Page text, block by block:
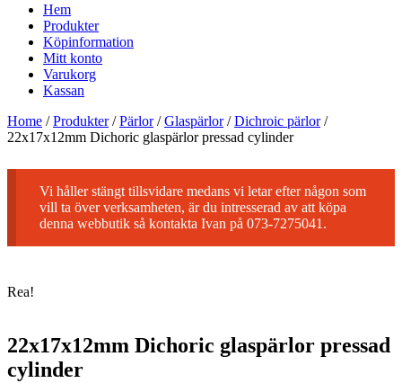
Hem
Produkter
Köpinformation
Mitt konto
Varukorg
Kassan
Home / Produkter / Pärlor / Glaspärlor / Dichroic pärlor /
22x17x12mm Dichoric glaspärlor pressad cylinder
Vi håller stängt tillsvidare medans vi letar efter någon som
vill ta över verksamheten, är du intresserad av att köpa
denna webbutik så kontakta Ivan på 073-7275041.
Rea!
22x17x12mm Dichoric glaspärlor pressad
cylinder